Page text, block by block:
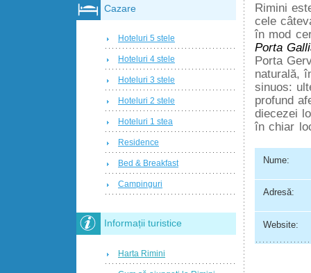
Rimini
cele
în mod
Porta
Porta
naturală,
sinuos:
profund
diecezei
în chiar
Nume:
Adresă:
Website:
Cazare
Hoteluri 5 stele
Hoteluri 4 stele
Hoteluri 3 stele
Hoteluri 2 stele
Hoteluri 1 stea
Residence
Bed & Breakfast
Campinguri
Informații turistice
Harta Rimini